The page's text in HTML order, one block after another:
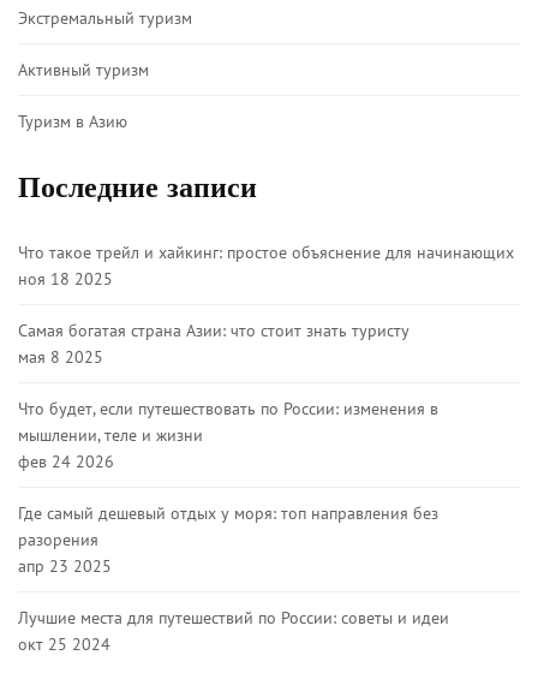
Экстремальный туризм
Активный туризм
Туризм в Азию
Последние записи
Что такое трейл и хайкинг: простое объяснение для начинающих
ноя 18 2025
Самая богатая страна Азии: что стоит знать туристу
мая 8 2025
Что будет, если путешествовать по России: изменения в
мышлении, теле и жизни
фев 24 2026
Где самый дешевый отдых у моря: топ направления без
разорения
апр 23 2025
Лучшие места для путешествий по России: советы и идеи
окт 25 2024